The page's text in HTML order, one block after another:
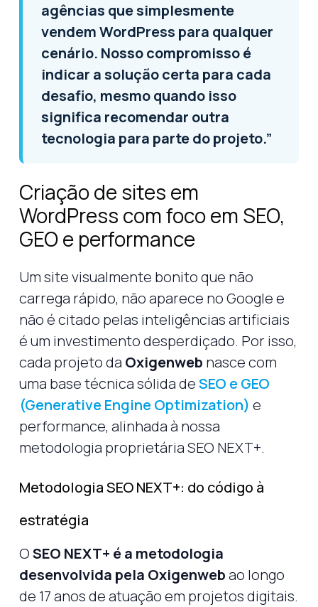
agências que simplesmente
vendem WordPress para qualquer
cenário. Nosso compromisso é
indicar a solução certa para cada
desafio, mesmo quando isso
significa recomendar outra
tecnologia para parte do projeto.”
Criação de sites em
WordPress com foco em SEO,
GEO e performance
Um site visualmente bonito que não
carrega rápido, não aparece no Google e
não é citado pelas inteligências artificiais
é um investimento desperdiçado. Por isso,
cada projeto da Oxigenweb nasce com
uma base técnica sólida deSEO e GEO
(Generative Engine Optimization) e
performance, alinhada à nossa
metodologia proprietária SEO NEXT+.
Metodologia SEO NEXT+: do código à
estratégia
OSEO NEXT+ é a metodologia
desenvolvida pela Oxigenwebao longo
de 17 anos de atuação em projetos digitais.